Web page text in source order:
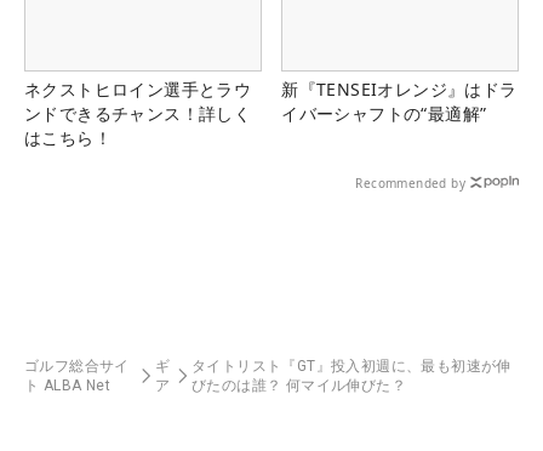
ネクストヒロイン選手とラウ
ンドできるチャンス！詳しく
はこちら！
新『TENSEIオレンジ』はドラ
イバーシャフトの“最適解”
Recommended by
ゴルフ総合サイ
ト ALBA Net
ギ
ア
タイトリスト『GT』投入初週に、最も初速が伸
びたのは誰？ 何マイル伸びた？